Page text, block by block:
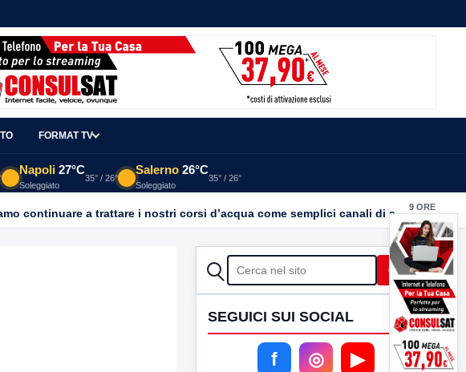
FORMAT TV
Napoli 27°C
Soleggiato
35° / 26°
Salerno 26°C
Soleggiato
35° / 26°
Inquinamento Calore: LIPU Benevento chiede trasparenza. “Basta emergenze: non possiamo continuare a trattare i nostri corsi d’acqua come semplici canali di scarico 9 ORE
CERCA Cerca
SEGUICI SUI SOCIAL
f ◎ ▶